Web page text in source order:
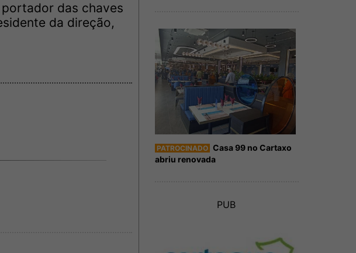
das chaves
da direção,
PATROCINADO Casa 99 no Cartaxo
abriu renovada
PUB